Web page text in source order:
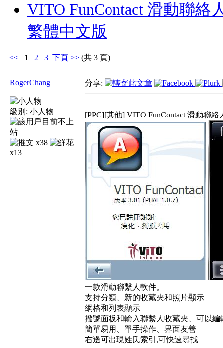
VITO FunContact 滑動聯絡
繁體中文版
<< 1 2 3 下頁 >> (共 3 頁)
RogerChang
級別: 小人物
x38
x13
分享:
[PPC][其他] VITO FunContact 滑動聯
一款滑動聯繫人軟件。
支持分類、新的收藏夾和照片顯示
網格和列表顯示
撥號面板和輸入聯繫人收藏夾、可以
簡單易用、單手操作、界面友善
右邊可出現姓氏索引,可快速尋找